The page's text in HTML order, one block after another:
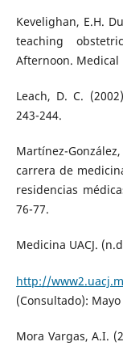
Kevelighan, E.H.
teaching
Afternoon. Medical
Leach, D. C.
243-244.
Martínez-
carrera de
residencias
76-77.
Medicina UACJ.
http://
(Consultado): Mayo
Mora Vargas, A.I.